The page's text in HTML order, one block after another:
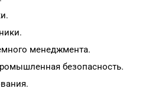
менеджмента.
безопасность.